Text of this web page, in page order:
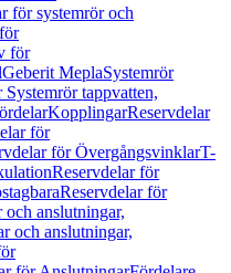
för systemrör och
för
Geberit MeplaSystemrör
tappvatten,
KopplingarReservdelar
för
för ÖvergångsvinklarT-
Reservdelar för
Reservdelar för
och anslutningar,
och anslutningar,